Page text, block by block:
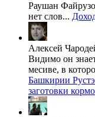
Раушан
нет слов...
Алексей
Видимо он
месиве, в
Башкирии
заготовки